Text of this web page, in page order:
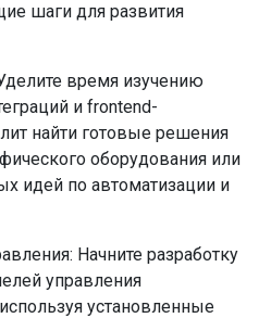
шаги для развития
время изучению
и frontend-
найти готовые решения
оборудования или
идей по автоматизации и
Начните разработку
управления
установленные